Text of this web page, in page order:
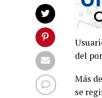
del
Más
se